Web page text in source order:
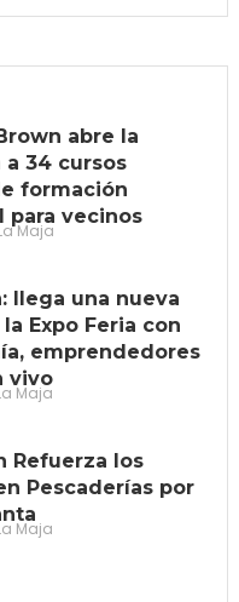
abre la
34 cursos
formación
para vecinos
Maja
llega una nueva
Expo Feria con
emprendedores
vivo
Maja
Refuerza los
Pescaderías por
Maja